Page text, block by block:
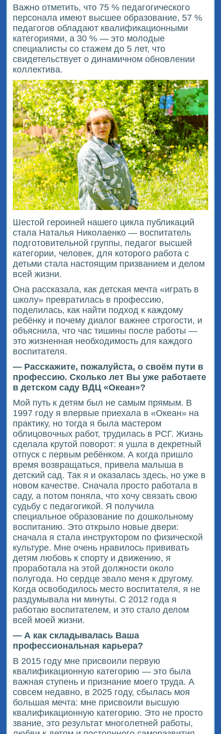
Важно отметить, что 75 % педагогического
персонала имеют высшее образование, 57 %
педагогов обладают квалификационными
категориями, а 30 % — это молодые
специалисты со стажем до 5 лет, что
свидетельствует о динамичном обновлении
коллектива.
Шестой героиней нашего цикла публикаций
стала Наталья Николаенко — воспитатель
подготовительной группы, педагог высшей
категории, человек, для которого работа с
детьми стала настоящим призванием и делом
всей жизни.
Она рассказала, как детская мечта «играть в
школу» превратилась в профессию,
поделилась, как найти подход к каждому
ребёнку и почему диалог важнее строгости, и
объяснила, что час тишины после работы —
это жизненная необходимость для каждого
воспитателя.
— Расскажите, пожалуйста, о своём пути в
профессию. Сколько лет Вы уже работаете
в детском саду ВДЦ «Океан»?
Мой путь к детям был не самым прямым. В
1997 году я впервые приехала в «Океан» на
практику, но тогда я была мастером
облицовочных работ, трудилась в РСГ. Жизнь
сделала крутой поворот: я ушла в декретный
отпуск с первым ребёнком. А когда пришло
время возвращаться, привела малыша в
детский сад. Так я и оказалась здесь, но уже в
новом качестве. Сначала просто работала в
саду, а потом поняла, что хочу связать свою
судьбу с педагогикой. Я получила
специальное образование по дошкольному
воспитанию. Это открыло новые двери:
сначала я стала инструктором по физической
культуре. Мне очень нравилось прививать
детям любовь к спорту и движению, я
проработала на этой должности около
полугода. Но сердце звало меня к другому.
Когда освободилось место воспитателя, я не
раздумывала ни минуты. С 2012 года я
работаю воспитателем, и это стало делом
всей моей жизни.
— А как складывалась Ваша
профессиональная карьера?
В 2015 году мне присвоили первую
квалификационную категорию — это была
важная ступень и признание моего труда. А
совсем недавно, в 2025 году, сбылась моя
большая мечта: мне присвоили высшую
квалификационную категорию. Это не просто
звание, это результат многолетней работы,